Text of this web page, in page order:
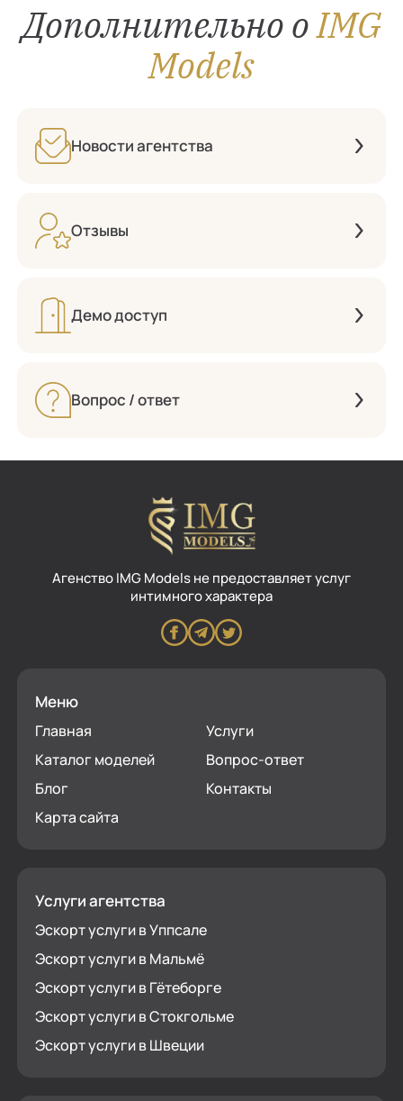
Дополнительно оIMG
Models
Новости агентства
Отзывы
Демо доступ
Вопрос / ответ
Aгенство IMG Models не предоставляет услуг
интимного характера
Меню
Главная
Услуги
Каталог моделей
Вопрос-ответ
Блог
Контакты
Карта сайта
Услуги агентства
Эскорт услуги в Уппсале
Эскорт услуги в Мальмё
Эскорт услуги в Гётеборге
Эскорт услуги в Стокгольме
Эскорт услуги в Швеции